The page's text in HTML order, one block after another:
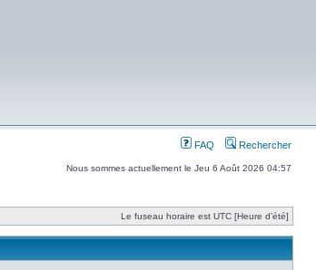
FAQ Rechercher
Nous sommes actuellement le Jeu 6 Août 2026 04:57
Le fuseau horaire est UTC [Heure d’été]